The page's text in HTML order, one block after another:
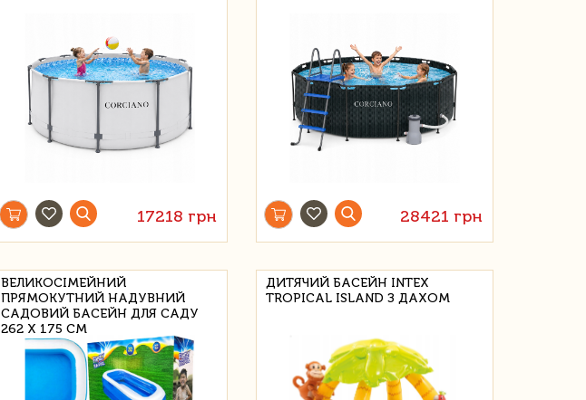
17218 грн 28421 грн
ВЕЛИКОСІМЕЙНИЙ
ПРЯМОКУТНИЙ НАДУВНИЙ
САДОВИЙ БАСЕЙН ДЛЯ САДУ
262 Х 175 СМ
ДИТЯЧИЙ БАСЕЙН INTEX
TROPICAL ISLAND З ДАХОМ